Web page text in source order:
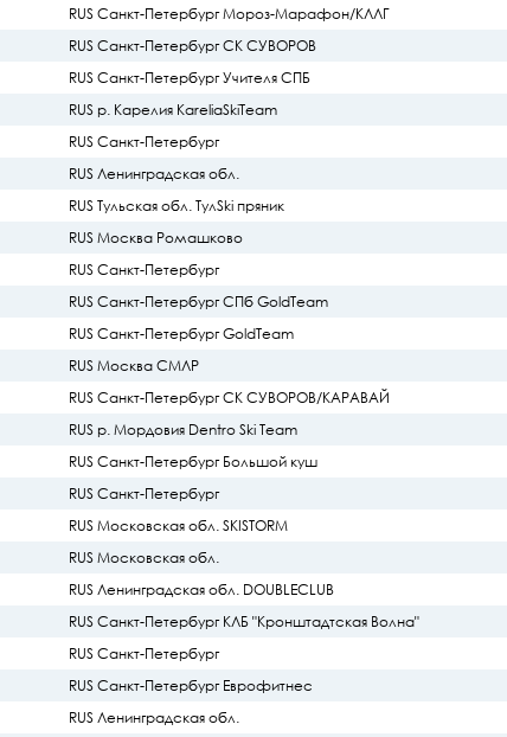
RUS Санкт-Петербург Мороз-Марафон/КЛЛГ
RUS Санкт-Петербург СК СУВОРОВ
RUS Санкт-Петербург Учителя СПБ
RUS р. Карелия KareliaSkiTeam
RUS Санкт-Петербург
RUS Ленинградская обл.
RUS Тульская обл. ТулSki пряник
RUS Москва Ромашково
RUS Санкт-Петербург
RUS Санкт-Петербург СПб GoldTeam
RUS Санкт-Петербург GoldTeam
RUS Москва СМЛР
RUS Санкт-Петербург СК СУВОРОВ/КАРАВАЙ
RUS р. Мордовия Dentro Ski Team
RUS Санкт-Петербург Большой куш
RUS Санкт-Петербург
RUS Московская обл. SKISTORM
RUS Московская обл.
RUS Ленинградская обл. DOUBLECLUB
RUS Санкт-Петербург КЛБ "Кронштадтская Волна"
RUS Санкт-Петербург
RUS Санкт-Петербург Еврофитнес
RUS Ленинградская обл.